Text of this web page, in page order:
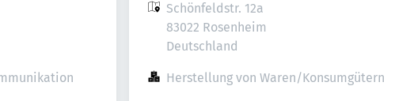
Schönfeldstr. 12a
83022 Rosenheim
Deutschland
Herstellung von Waren/Konsumgütern